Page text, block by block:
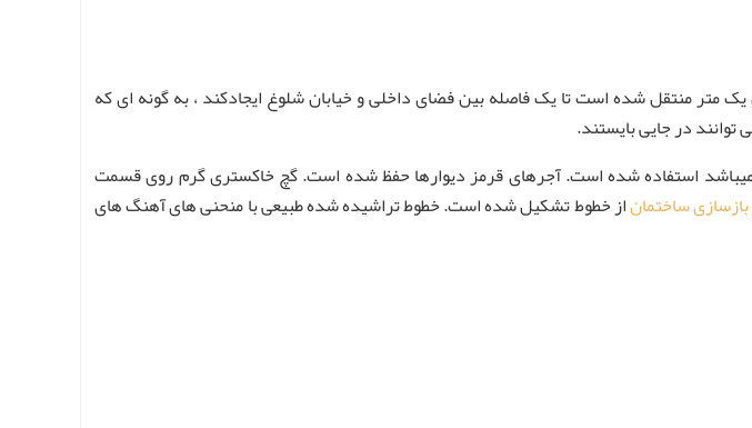
متر منتقل شده است تا یک فاصله بین فضای داخلی و خیابان شلوغ ایجادکند ، به گونه ای که
در جایی بایستند.
میباشد استفاده شده است. آجرهای قرمز دیوارها حفظ شده است. گچ خاکستری گرم روی قسمت
بازسازی ساختماناز خطوط تشکیل شده است. خطوط تراشیده شده طبیعی با منحنی های آهنگ های